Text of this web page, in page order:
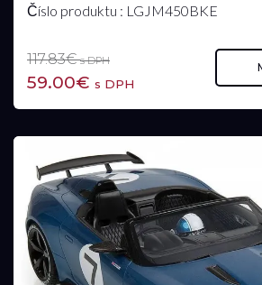
Číslo produktu : LGJM450BKE
117.83€s DPH
59.00€ s DPH